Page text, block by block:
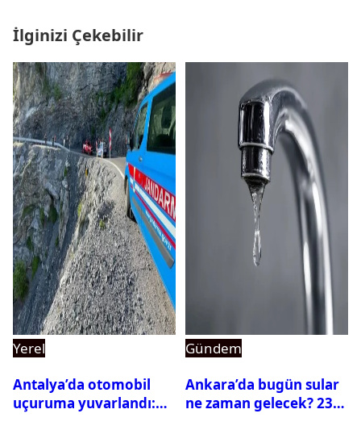
İlginizi Çekebilir
Yerel
Antalya’da otomobil
uçuruma yuvarlandı:
Gündem
Ankara’da bugün sular
ne zaman gelecek? 23